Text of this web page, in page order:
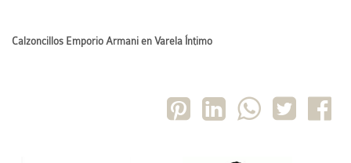
Calzoncillos Emporio Armani en Varela Íntimo